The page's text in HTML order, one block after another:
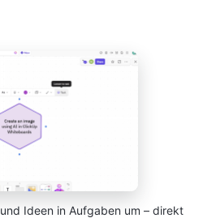
Ideen in Aufgaben um – direkt